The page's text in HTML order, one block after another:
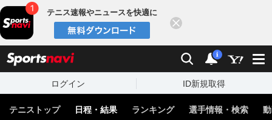
テニス速報やニュースを快適に
検索 通知
i
ログイン ID新規取得
テニストップ 日程・結果 ランキング 選手情報・検索